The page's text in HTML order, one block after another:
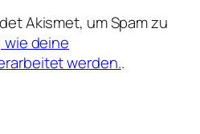
Akismet, um Spam zu
wie deine
werden..